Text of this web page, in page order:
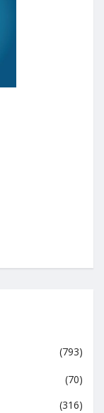
(793)
(70)
(316)